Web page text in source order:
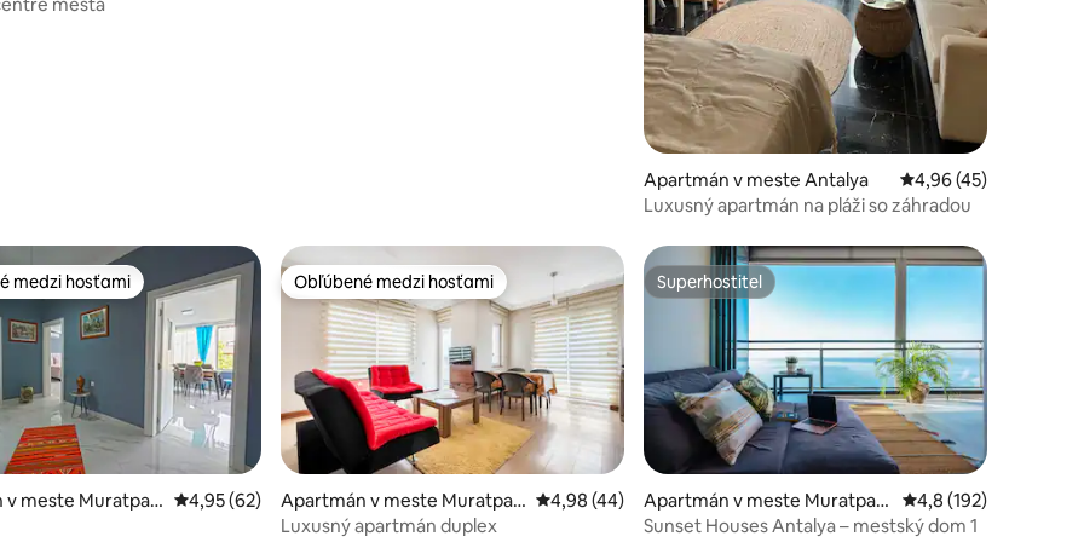
Apartmán v meste Antalya Priemerné
4,96 (45)
Luxusný apartmán na pláži so záhradou
medzi hosťami
medzi hosťami
v meste Muratpaş
Priemerné ohodnotenie 4,95 z 5, počet hodnotení: 62
4,95 (62)
Obľúbené medzi hosťami
Obľúbené medzi hosťami
Apartmán v meste Muratpaş
a
Priemerné ohodnotenie 4,98 z 5, počet hodnotení: 44
4,98 (44)
Luxusný apartmán duplex
Superhostiteľ
Superhostiteľ
Apartmán v meste Muratpaş
a
Priemerné
4,8 (192)
Sunset Houses Antalya – mestský dom 1